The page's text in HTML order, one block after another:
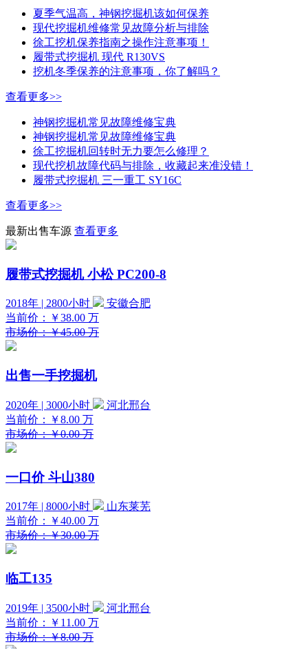
夏季气温高，神钢挖掘机该如何保养
现代挖掘机维修常见故障分析与排除
徐工挖机保养指南之操作注意事项！
履带式挖掘机 现代 R130VS
挖机冬季保养的注意事项，你了解吗？
查看更多>>
神钢挖掘机常见故障维修宝典
神钢挖掘机常见故障维修宝典
徐工挖掘机回转时无力要怎么修理？
现代挖机故障代码与排除，收藏起来准没错！
履带式挖掘机 三一重工 SY16C
查看更多>>
最新出售车源 查看更多
履带式挖掘机 小松 PC200-8
2018年 | 2800小时
安徽合肥
当前价：
￥38.00 万
市场价：￥45.00 万
出售一手挖掘机
2020年 | 3000小时
河北邢台
当前价：
￥8.00 万
市场价：￥0.00 万
一口价 斗山380
2017年 | 8000小时
山东莱芜
当前价：
￥40.00 万
市场价：￥30.00 万
临工135
2019年 | 3500小时
河北邢台
当前价：
￥11.00 万
市场价：￥8.00 万